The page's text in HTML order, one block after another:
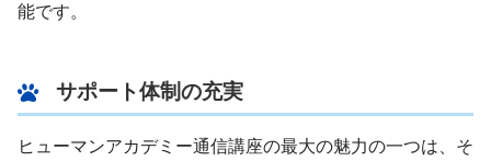
能です。
サポート体制の充実
ヒューマンアカデミー通信講座の最大の魅力の一つは、そ